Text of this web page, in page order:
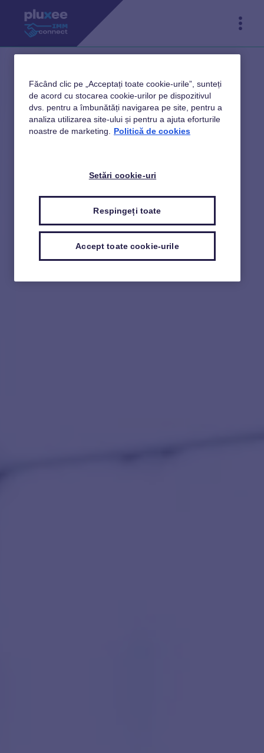
Făcând clic pe „Acceptați toate cookie-urile”, sunteți
de acord cu stocarea cookie-urilor pe dispozitivul
dvs. pentru a îmbunătăți navigarea pe site, pentru a
analiza utilizarea site-ului și pentru a ajuta eforturile
noastre de marketing.
Politică de cookies
Setări cookie-uri
Respingeți toate
Accept toate cookie-urile